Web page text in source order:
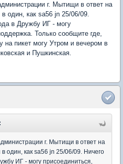
г. Мытищи в ответ на
один, как sa56 jn 25/06/09.
в Дружбу ИГ - могу
Только сообщите где,
на пикет могу Утром и вечером в
и Пушкинская.
г. Мытищи в ответ на
один, как sa56 jn 25/06/09. Ничего
ИГ - могу присоединиться,